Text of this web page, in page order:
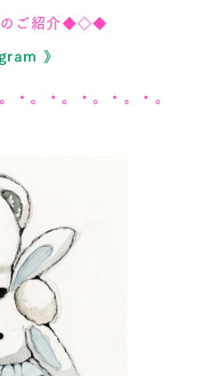
のご紹介◆◇◆
》
・。・。・。・。・。